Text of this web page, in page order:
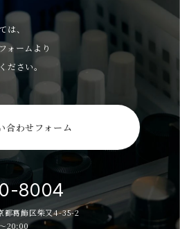
は、
ォームより
ださい。
合わせフォーム
8004
葛飾区柴又4-35-2
20:00